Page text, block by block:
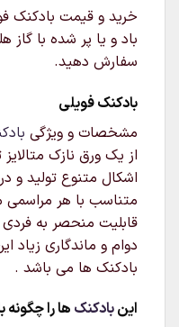
خرید و قیمت بادکنک
باد و یا پر شده با گاز
سفارش دهید.
بادکنک فویلی
مشخصات و ویژگی
از یک ورق نازک
اشکال متنوع تولید و
متناسب با هر مراسمی
قابلیت منحصر به فردی
دوام و ماندگاری زیاد
بادکنک ها می باشد .
اینبادکنک ها را چگونه